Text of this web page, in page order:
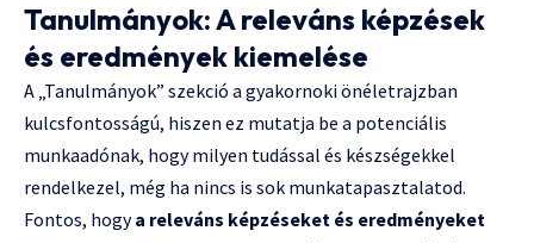
Tanulmányok: A releváns képzések
és eredmények kiemelése
A „Tanulmányok” szekció a gyakornoki önéletrajzban
kulcsfontosságú, hiszen ez mutatja be a potenciális
munkaadónak, hogy milyen tudással és készségekkel
rendelkezel, még ha nincs is sok munkatapasztalatod.
Fontos, hogya releváns képzéseket és eredményeket